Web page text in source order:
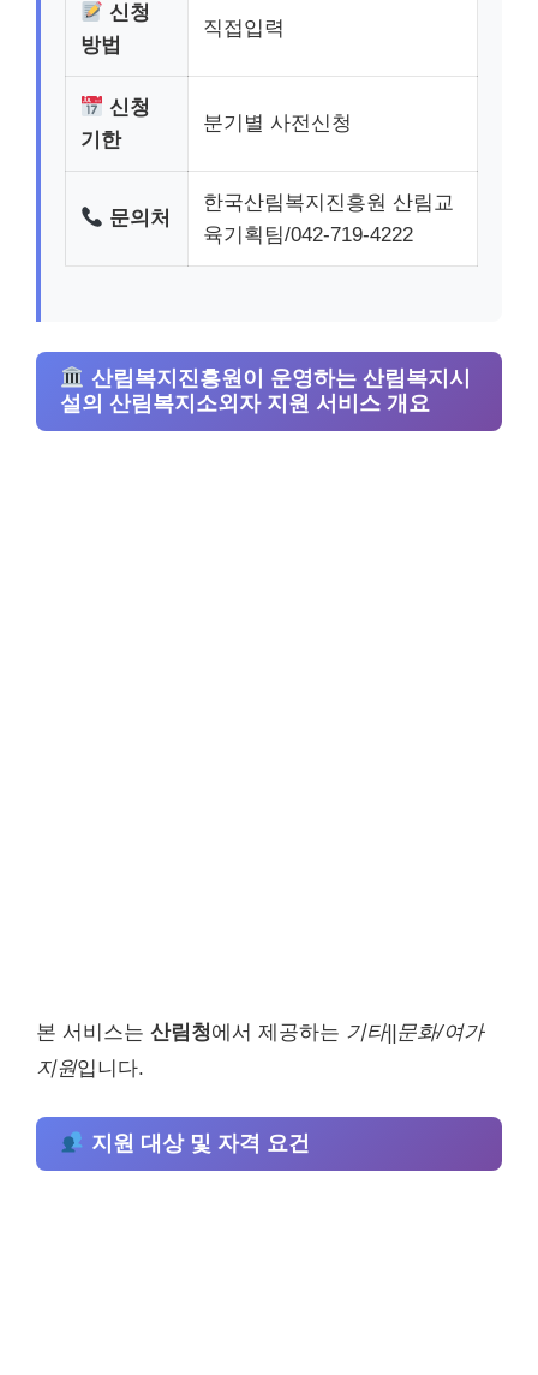
신청
방법
직접입력
신청
기한
분기별 사전신청
문의처
한국산림복지진흥원 산림교
육기획팀/042-719-4222
산림복지진흥원이 운영하는 산림복지시
설의 산림복지소외자 지원 서비스 개요
본 서비스는 산림청에서 제공하는 기타||문화/여가
지원입니다.
지원 대상 및 자격 요건